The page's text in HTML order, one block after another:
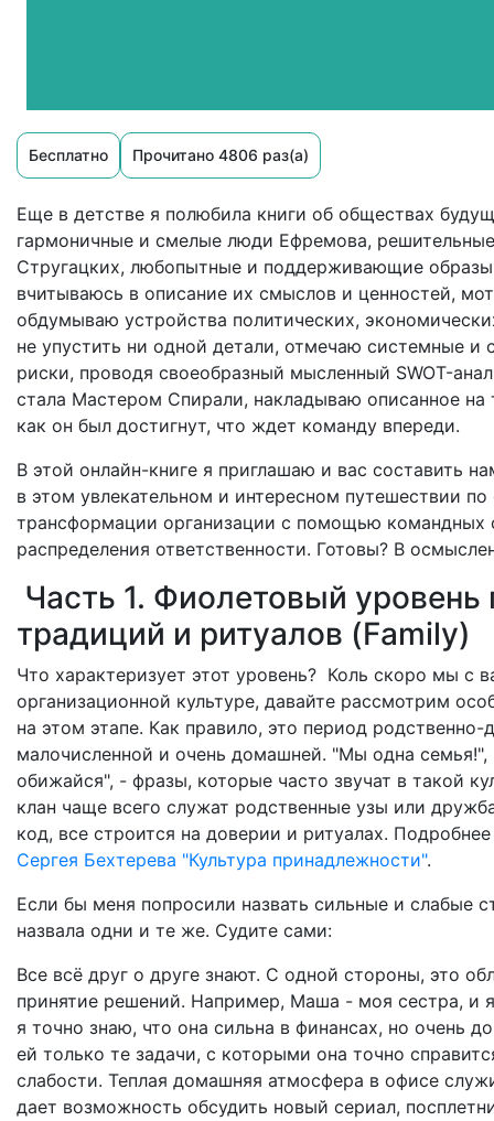
Бесплатно Прочитано 4806 раз(а)
Еще в детстве я полюбила книги об обществах
гармоничные и смелые люди Ефремова,
Стругацких, любопытные и поддерживающие
вчитываюсь в описание их смыслов и ценностей,
обдумываю устройства политических,
не упустить ни одной детали, отмечаю системные
риски, проводя своеобразный мысленный SWOT-
стала Мастером Спирали, накладываю описанное
как он был достигнут, что ждет команду впереди.
В этой онлайн-книге я приглашаю и вас составить
в этом увлекательном и интересном путешествии
трансформации организации с помощью командных
распределения ответственности. Готовы? В
Часть 1. Фиолетовый
традиций и ритуалов (Family)
Что характеризует этот уровень? Коль скоро мы с
организационной культуре, давайте рассмотрим
на этом этапе. Как правило, это период
малочисленной и очень домашней. "Мы одна
обижайся", - фразы, которые часто звучат в такой
клан чаще всего служат родственные узы или
код, все строится на доверии и ритуалах.
Сергея Бехтерева "Культура принадлежности".
Если бы меня попросили назвать сильные и слабые
назвала одни и те же. Судите сами:
Все всё друг о друге знают. С одной стороны, это
принятие решений. Например, Маша - моя сестра, и
я точно знаю, что она сильна в финансах, но очень
ей только те задачи, с которыми она точно
слабости. Теплая домашняя атмосфера в офисе
дает возможность обсудить новый сериал,